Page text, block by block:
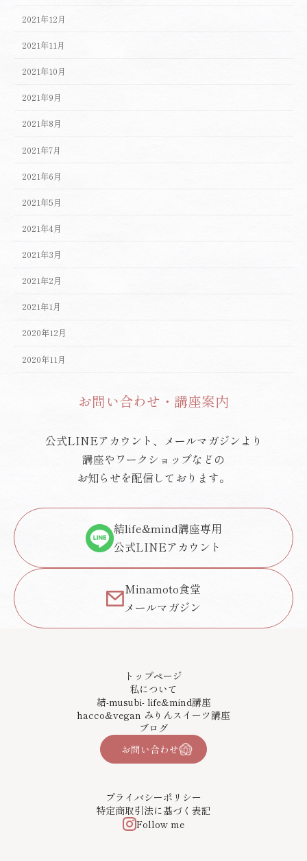
2021年12月
2021年11月
2021年10月
2021年9月
2021年8月
2021年7月
2021年6月
2021年5月
2021年4月
2021年3月
2021年2月
2021年1月
2020年12月
2020年11月
お問い合わせ・講座案内
公式LINEアカウント、メールマガジンより
講座やワークショップなどの
お知らせを配信しております。
結life&mind講座専用
公式LINEアカウント
Minamoto食堂
メールマガジン
トップページ
私について
結-musubi- life&mind講座
hacco&vegan みりんスイーツ講座
ブログ
お問い合わせ
プライバシーポリシー
特定商取引法に基づく表記
Follow me